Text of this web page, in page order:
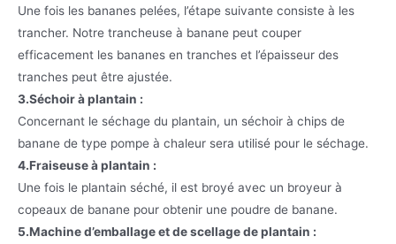
Une fois les bananes pelées, l’étape suivante consiste à les
trancher. Notre trancheuse à banane peut couper
efficacement les bananes en tranches et l’épaisseur des
tranches peut être ajustée.
3.Séchoir à plantain :
Concernant le séchage du plantain, un séchoir à chips de
banane de type pompe à chaleur sera utilisé pour le séchage.
4.Fraiseuse à plantain :
Une fois le plantain séché, il est broyé avec un broyeur à
copeaux de banane pour obtenir une poudre de banane.
5.Machine d’emballage et de scellage de plantain :